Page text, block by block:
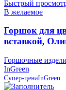
Быстрый
В желаемое
Горшок для
вставкой,
Горшочные
InGreen
Супер-ценаInGreen